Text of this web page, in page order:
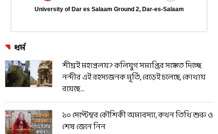
ধর্ম
শীঘ্রই মহাপ্রলয়? কলিযুগ সমাপ্তির সঙ্কেত দিচ্ছে
নন্দীর এই রহস্যজনক মূর্তি, বেড়েই চলেছে, কোথায়
রয়েছে...
১০ সেপ্টেম্বর কৌশিকী অমাবস্যা, কখন তিথি শুরু ও
শেষ জেনে নিন